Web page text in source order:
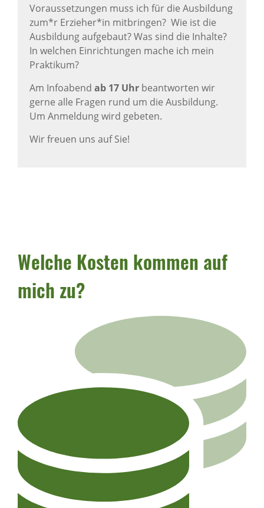
Voraussetzungen muss ich für die Ausbildung
zum*r Erzieher*in mitbringen? Wie ist die
Ausbildung aufgebaut? Was sind die Inhalte?
In welchen Einrichtungen mache ich mein
Praktikum?
Am Infoabend ab 17 Uhr beantworten wir
gerne alle Fragen rund um die Ausbildung.
Um Anmeldung wird gebeten.
Wir freuen uns auf Sie!
Welche Kosten kommen auf
mich zu?